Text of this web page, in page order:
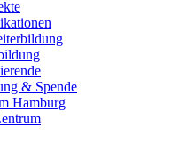
& Spende
Hamburg